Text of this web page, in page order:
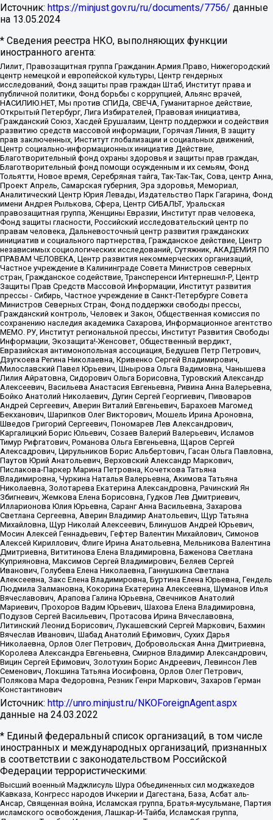
Источник: https://minjust.gov.ru/ru/documents/7756/ данные
на 13.05.2024
* Сведения реестра НКО, выполняющих функции
иностранного агента:
Лилит, Правозащитная группа Гражданин.Армия.Право, Нижегородский
центр немецкой и европейской культуры, Центр гендерных
исследований, Фонд защиты прав граждан Штаб, Институт права и
публичной политики, Фонд борьбы с коррупцией, Альянс врачей,
НАСИЛИЮ.НЕТ, Мы против СПИДа, СВЕЧА, Гуманитарное действие,
Открытый Петербург, Лига Избирателей, Правовая инициатива,
Гражданский Союз, Хасдей Ерушалаим, Центр поддержки и содействия
развитию средств массовой информации, Горячая Линия, В защиту
прав заключенных, Институт глобализации и социальных движений,
Центр социально-информационных инициатив Действие,
Благотворительный фонд охраны здоровья и защиты прав граждан,
Благотворительный фонд помощи осужденным и их семьям, Фонд
Тольятти, Новое время, Серебряная тайга, Так-Так-Так, Сова, центр Анна,
Проект Апрель, Самарская губерния, Эра здоровья, Мемориал,
Аналитический Центр Юрия Левады, Издательство Парк Гагарина, Фонд
имени Андрея Рылькова, Сфера, Центр СИБАЛЬТ, Уральская
правозащитная группа, Женщины Евразии, Институт прав человека,
Фонд защиты гласности, Российский исследовательский центр по
правам человека, Дальневосточный центр развития гражданских
инициатив и социального партнерства, Гражданское действие, Центр
независимых социологических исследований, Сутяжник, АКАДЕМИЯ ПО
ПРАВАМ ЧЕЛОВЕКА, Центр развития некоммерческих организаций,
Частное учреждение в Калининграде Совета Министров северных
стран, Гражданское содействие, Трансперенси Интернешнл-Р, Центр
Защиты Прав Средств Массовой Информации, Институт развития
прессы - Сибирь, Частное учреждение в Санкт-Петербурге Совета
Министров Северных Стран, Фонд поддержки свободы прессы,
Гражданский контроль, Человек и Закон, Общественная комиссия по
сохранению наследия академика Сахарова, Информационное агентство
МЕМО. РУ, Институт региональной прессы, Институт Развития Свободы
Информации, Экозащита!-Женсовет, Общественный вердикт,
Евразийская антимонопольная ассоциация, Бедушев Петр Петрович,
Дзугкоева Регина Николаевна, Кривенко Сергей Владимирович,
Милославский Павел Юрьевич, Шнырова Ольга Вадимовна, Чанышева
Лилия Айратовна, Сидорович Ольга Борисовна, Туровский Александр
Алексеевич, Васильева Анастасия Евгеньевна, Ривина Анна Валерьевна,
Бойко Анатолий Николаевич, Дугин Сергей Георгиевич, Пивоваров
Андрей Сергеевич, Аверин Виталий Евгеньевич, Барахоев Магомед
Бекханович, Шарипков Олег Викторович, Мошель Ирина Ароновна,
Шведов Григорий Сергеевич, Пономарев Лев Александрович,
Каргалицкий Борис Юльевич, Созаев Валерий Валерьевич, Исламов
Тимур Рифгатович, Романова Ольга Евгеньевна, Щаров Сергей
Алексадрович, Цирульников Борис Альбертович, Гасан Ольга Павловна,
Паутов Юрий Анатольевич, Верховский Александр Маркович,
Пислакова-Паркер Марина Петровна, Кочеткова Татьяна
Владимировна, Чуркина Наталья Валерьевна, Акимова Татьяна
Николаевна, Золотарева Екатерина Александровна, Рачинский Ян
Збигневич, Жемкова Елена Борисовна, Гудков Лев Дмитриевич,
Илларионова Юлия Юрьевна, Саранг Анна Васильевна, Захарова
Светлана Сергеевна, Аверин Владимир Анатольевич, Щур Татьяна
Михайловна, Щур Николай Алексеевич, Блинушов Андрей Юрьевич,
Мосин Алексей Геннадьевич, Гефтер Валентин Михайлович, Симонов
Алексей Кириллович, Флиге Ирина Анатольевна, Мельникова Валентина
Дмитриевна, Вититинова Елена Владимировна, Баженова Светлана
Куприяновна, Максимов Сергей Владимирович, Беляев Сергей
Иванович, Голубева Елена Николаевна, Ганнушкина Светлана
Алексеевна, Закс Елена Владимировна, Буртина Елена Юрьевна, Гендель
Людмила Залмановна, Кокорина Екатерина Алексеевна, Шуманов Илья
Вячеславович, Арапова Галина Юрьевна, Свечников Анатолий
Мариевич, Прохоров Вадим Юрьевич, Шахова Елена Владимировна,
Подузов Сергей Васильевич, Протасова Ирина Вячеславовна,
Литинский Леонид Борисович, Лукашевский Сергей Маркович, Бахмин
Вячеслав Иванович, Шабад Анатолий Ефимович, Сухих Дарья
Николаевна, Орлов Олег Петрович, Добровольская Анна Дмитриевна,
Королева Александра Евгеньевна, Смирнов Владимир Александрович,
Вицин Сергей Ефимович, Золотухин Борис Андреевич, Левинсон Лев
Семенович, Локшина Татьяна Иосифовна, Орлов Олег Петрович,
Полякова Мара Федоровна, Резник Генри Маркович, Захаров Герман
Константинович
Источник: http://unro.minjust.ru/NKOForeignAgent.aspx
данные на 24.03.2022
* Единый федеральный список организаций, в том числе
иностранных и международных организаций, признанных
в соответствии с законодательством Российской
Федерации террористическими:
Высший военный Маджлисуль Шура Объединенных сил моджахедов
Кавказа, Конгресс народов Ичкерии и Дагестана, База, Асбат аль-
Ансар, Священная война, Исламская группа, Братья-мусульмане, Партия
исламского освобождения, Лашкар-И-Тайба, Исламская группа,